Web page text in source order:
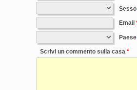
Sesso
Email
Paese
Scrivi un commento sulla casa